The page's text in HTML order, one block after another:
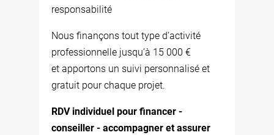
responsabilité
Nous finançons tout type d’activité
professionnelle jusqu’à 15 000 €
et apportons un suivi personnalisé et
gratuit pour chaque projet.
RDV individuel pour financer -
conseiller - accompagner et assurer